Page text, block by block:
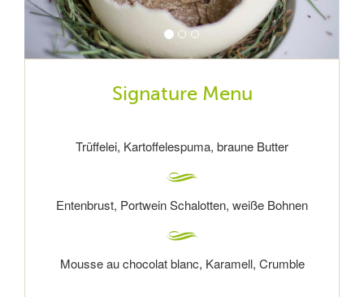
Signature Menu
Trüffelei, Kartoffelespuma, braune Butter
Entenbrust, Portwein Schalotten, weiße Bohnen
Mousse au chocolat blanc, Karamell, Crumble